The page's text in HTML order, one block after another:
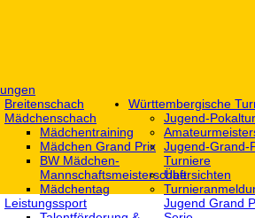
Breitenschach
Mädchenschach
Mädchentraining
Mädchen Grand Prix
BW Mädchen-
Mannschaftsmeisterschaft
Mädchentag
Leistungssport
Württembergische
Jugend-
Jugend-Grand-
Turniere
Übersichten
Jugend Grand